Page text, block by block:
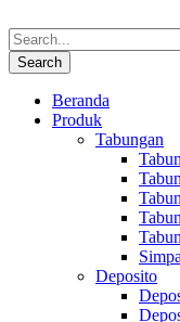
Beranda
Produk
Tabungan
Deposito